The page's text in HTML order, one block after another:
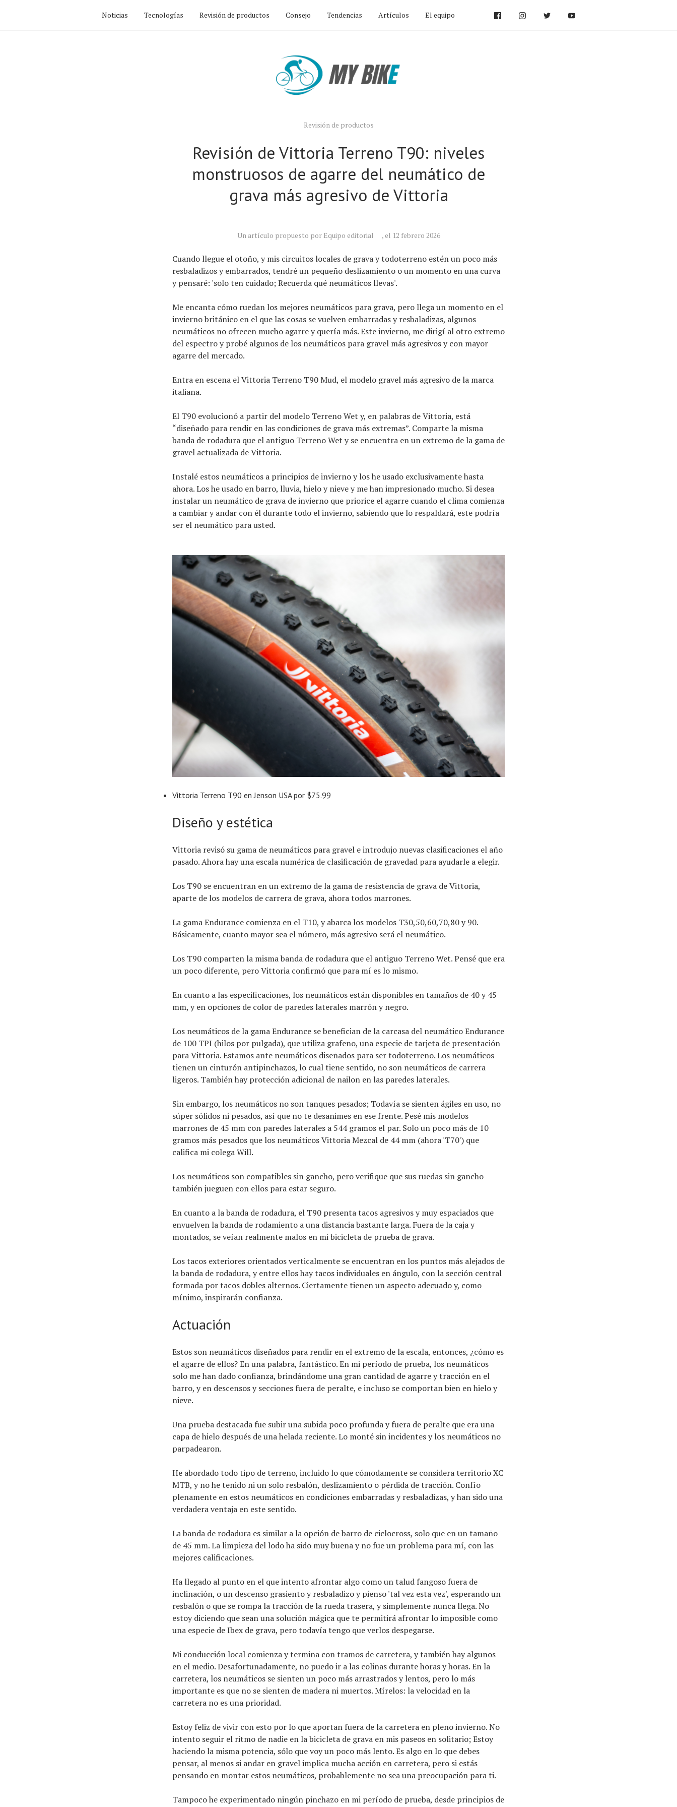
Noticias Tecnologías Revisión de productos Consejo Tendencias Artículos El equipo
Revisión de productos
Revisión de Vittoria Terreno T90: niveles
monstruosos de agarre del neumático de
grava más agresivo de Vittoria
Un artículo propuesto por Equipo editorial , el 12 febrero 2026
Cuando llegue el otoño, y mis circuitos locales de grava y todoterreno estén un poco más
resbaladizos y embarrados, tendré un pequeño deslizamiento o un momento en una curva
y pensaré: 'solo ten cuidado; Recuerda qué neumáticos llevas'.
Me encanta cómo ruedan los mejores neumáticos para grava, pero llega un momento en el
invierno británico en el que las cosas se vuelven embarradas y resbaladizas, algunos
neumáticos no ofrecen mucho agarre y quería más. Este invierno, me dirigí al otro extremo
del espectro y probé algunos de los neumáticos para gravel más agresivos y con mayor
agarre del mercado.
Entra en escena el Vittoria Terreno T90 Mud, el modelo gravel más agresivo de la marca
italiana.
El T90 evolucionó a partir del modelo Terreno Wet y, en palabras de Vittoria, está
“diseñado para rendir en las condiciones de grava más extremas”. Comparte la misma
banda de rodadura que el antiguo Terreno Wet y se encuentra en un extremo de la gama de
gravel actualizada de Vittoria.
Instalé estos neumáticos a principios de invierno y los he usado exclusivamente hasta
ahora. Los he usado en barro, lluvia, hielo y nieve y me han impresionado mucho. Si desea
instalar un neumático de grava de invierno que priorice el agarre cuando el clima comienza
a cambiar y andar con él durante todo el invierno, sabiendo que lo respaldará, este podría
ser el neumático para usted.
Vittoria Terreno T90 en Jenson USA por $75.99
Diseño y estética
Vittoria revisó su gama de neumáticos para gravel e introdujo nuevas clasificaciones el año
pasado. Ahora hay una escala numérica de clasificación de gravedad para ayudarle a elegir.
Los T90 se encuentran en un extremo de la gama de resistencia de grava de Vittoria,
aparte de los modelos de carrera de grava, ahora todos marrones.
La gama Endurance comienza en el T10, y abarca los modelos T30,50,60,70,80 y 90.
Básicamente, cuanto mayor sea el número, más agresivo será el neumático.
Los T90 comparten la misma banda de rodadura que el antiguo Terreno Wet. Pensé que era
un poco diferente, pero Vittoria confirmó que para mí es lo mismo.
En cuanto a las especificaciones, los neumáticos están disponibles en tamaños de 40 y 45
mm, y en opciones de color de paredes laterales marrón y negro.
Los neumáticos de la gama Endurance se benefician de la carcasa del neumático Endurance
de 100 TPI (hilos por pulgada), que utiliza grafeno, una especie de tarjeta de presentación
para Vittoria. Estamos ante neumáticos diseñados para ser todoterreno. Los neumáticos
tienen un cinturón antipinchazos, lo cual tiene sentido, no son neumáticos de carrera
ligeros. También hay protección adicional de nailon en las paredes laterales.
Sin embargo, los neumáticos no son tanques pesados; Todavía se sienten ágiles en uso, no
súper sólidos ni pesados, así que no te desanimes en ese frente. Pesé mis modelos
marrones de 45 mm con paredes laterales a 544 gramos el par. Solo un poco más de 10
gramos más pesados ​​que los neumáticos Vittoria Mezcal de 44 mm (ahora 'T70') que
califica mi colega Will.
Los neumáticos son compatibles sin gancho, pero verifique que sus ruedas sin gancho
también jueguen con ellos para estar seguro.
En cuanto a la banda de rodadura, el T90 presenta tacos agresivos y muy espaciados que
envuelven la banda de rodamiento a una distancia bastante larga. Fuera de la caja y
montados, se veían realmente malos en mi bicicleta de prueba de grava.
Los tacos exteriores orientados verticalmente se encuentran en los puntos más alejados de
la banda de rodadura, y entre ellos hay tacos individuales en ángulo, con la sección central
formada por tacos dobles alternos. Ciertamente tienen un aspecto adecuado y, como
mínimo, inspirarán confianza.
Actuación
Estos son neumáticos diseñados para rendir en el extremo de la escala, entonces, ¿cómo es
el agarre de ellos? En una palabra, fantástico. En mi período de prueba, los neumáticos
solo me han dado confianza, brindándome una gran cantidad de agarre y tracción en el
barro, y en descensos y secciones fuera de peralte, e incluso se comportan bien en hielo y
nieve.
Una prueba destacada fue subir una subida poco profunda y fuera de peralte que era una
capa de hielo después de una helada reciente. Lo monté sin incidentes y los neumáticos no
parpadearon.
He abordado todo tipo de terreno, incluido lo que cómodamente se considera territorio XC
MTB, y no he tenido ni un solo resbalón, deslizamiento o pérdida de tracción. Confío
plenamente en estos neumáticos en condiciones embarradas y resbaladizas, y han sido una
verdadera ventaja en este sentido.
La banda de rodadura es similar a la opción de barro de ciclocross, solo que en un tamaño
de 45 mm. La limpieza del lodo ha sido muy buena y no fue un problema para mí, con las
mejores calificaciones.
Ha llegado al punto en el que intento afrontar algo como un talud fangoso fuera de
inclinación, o un descenso grasiento y resbaladizo y pienso 'tal vez esta vez', esperando un
resbalón o que se rompa la tracción de la rueda trasera, y simplemente nunca llega. No
estoy diciendo que sean una solución mágica que te permitirá afrontar lo imposible como
una especie de Ibex de grava, pero todavía tengo que verlos despegarse.
Mi conducción local comienza y termina con tramos de carretera, y también hay algunos
en el medio. Desafortunadamente, no puedo ir a las colinas durante horas y horas. En la
carretera, los neumáticos se sienten un poco más arrastrados y lentos, pero lo más
importante es que no se sienten de madera ni muertos. Mírelos: la velocidad en la
carretera no es una prioridad.
Estoy feliz de vivir con esto por lo que aportan fuera de la carretera en pleno invierno. No
intento seguir el ritmo de nadie en la bicicleta de grava en mis paseos en solitario; Estoy
haciendo la misma potencia, sólo que voy un poco más lento. Es algo en lo que debes
pensar, al menos si andar en gravel implica mucha acción en carretera, pero si estás
pensando en montar estos neumáticos, probablemente no sea una preocupación para ti.
Tampoco he experimentado ningún pinchazo en mi período de prueba, desde principios de